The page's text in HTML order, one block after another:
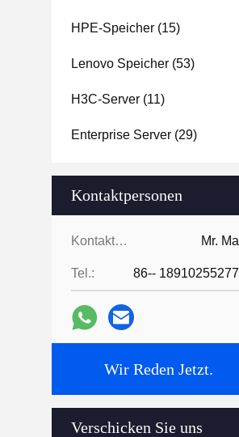
HPE-Speicher (15)
Lenovo Speicher (53)
H3C-Server (11)
Enterprise Server (29)
Kontaktpersonen
Kontaktpersonen: Mr. Ma
Tel.: 86-- 18910255277
Wir Reden Jetzt.
Verschicken Sie uns